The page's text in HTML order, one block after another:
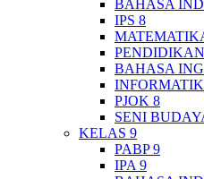
BAHASA
IPS 8
BAHASA
PJOK 8
SENI
KELAS 9
PABP 9
IPA 9